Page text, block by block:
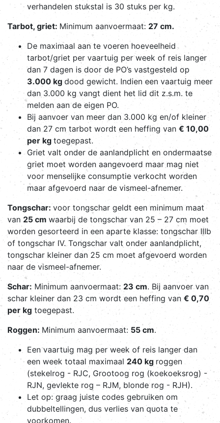
verhandelen stukstal is 30 stuks per kg.
Tarbot, griet: Minimum aanvoermaat: 27 cm.
De maximaal aan te voeren hoeveelheid
tarbot/griet per vaartuig per week of reis langer
dan 7 dagen is door de PO’s vastgesteld op
3.000 kg dood gewicht. Indien een vaartuig meer
dan 3.000 kg vangt dient het lid dit z.s.m. te
melden aan de eigen PO.
Bij aanvoer van meer dan 3.000 kg en/of kleiner
dan 27 cm tarbot wordt een heffing van € 10,00
per kg toegepast.
Griet valt onder de aanlandplicht en ondermaatse
griet moet worden aangevoerd maar mag niet
voor menselijke consumptie verkocht worden
maar afgevoerd naar de vismeel-afnemer.
Tongschar:voor tongschar geldt een minimum maat
van 25 cm waarbij de tongschar van 25 – 27 cm moet
worden gesorteerd in een aparte klasse: tongschar IIIb
of tongschar IV. Tongschar valt onder aanlandplicht,
tongschar kleiner dan 25 cm moet afgevoerd worden
naar de vismeel-afnemer.
Schar: Minimum aanvoermaat: 23 cm. Bij aanvoer van
schar kleiner dan 23 cm wordt een heffing van € 0,70
per kg toegepast.
Roggen: Minimum aanvoermaat: 55 cm.
Een vaartuig mag per week of reis langer dan
een week totaal maximaal 240 kg roggen
(stekelrog - RJC, Grootoog rog (koekoeksrog) -
RJN, gevlekte rog – RJM, blonde rog - RJH).
Let op: graag juiste codes gebruiken om
dubbeltellingen, dus verlies van quota te
voorkomen.